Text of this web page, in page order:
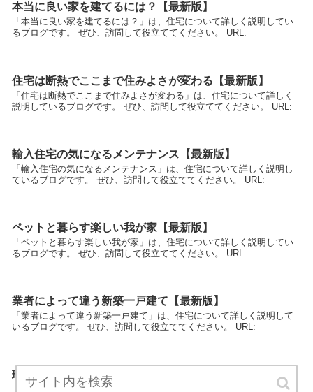
本当に良い家を建てるには？【最新版】
「本当に良い家を建てるには？」は、住宅について詳しく説明してい
るブログです。 ぜひ、訪問して役立ててください。 URL:
住宅は断熱でここまで住みよさが変わる【最新版】
「住宅は断熱でここまで住みよさが変わる」は、住宅について詳しく
説明しているブログです。 ぜひ、訪問して役立ててください。 URL:
輸入住宅の気になるメンテナンス【最新版】
「輸入住宅の気になるメンテナンス」は、住宅について詳しく説明し
ているブログです。 ぜひ、訪問して役立ててください。 URL:
ペットと暮らす楽しい我が家【最新版】
「ペットと暮らす楽しい我が家」は、住宅について詳しく説明してい
るブログです。 ぜひ、訪問して役立ててください。 URL:
業者によって違う新築一戸建て【最新版】
「業者によって違う新築一戸建て」は、住宅について詳しく説明して
いるブログです。 ぜひ、訪問して役立ててください。 URL:
理想の家を手に入れる極意【最新版】
「理想の家を手に入れる極意」は、住宅について詳しく説明している